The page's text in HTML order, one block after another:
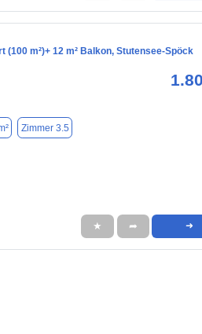
(100 m²)+ 12 m² Balkon, Stutensee-Spöck
Zimmer 3.5
★ ➦ ➜